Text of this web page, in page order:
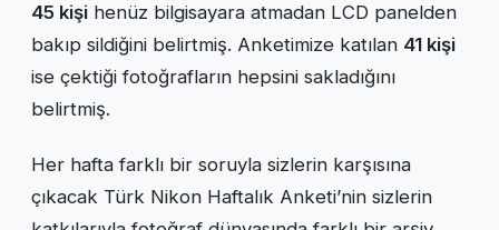
45 kişi henüz bilgisayara atmadan LCD panelden
bakıp sildiğini belirtmiş. Anketimize katılan 41 kişi
ise çektiği fotoğrafların hepsini sakladığını
belirtmiş.
Her hafta farklı bir soruyla sizlerin karşısına
çıkacak Türk Nikon Haftalık Anketi’nin sizlerin